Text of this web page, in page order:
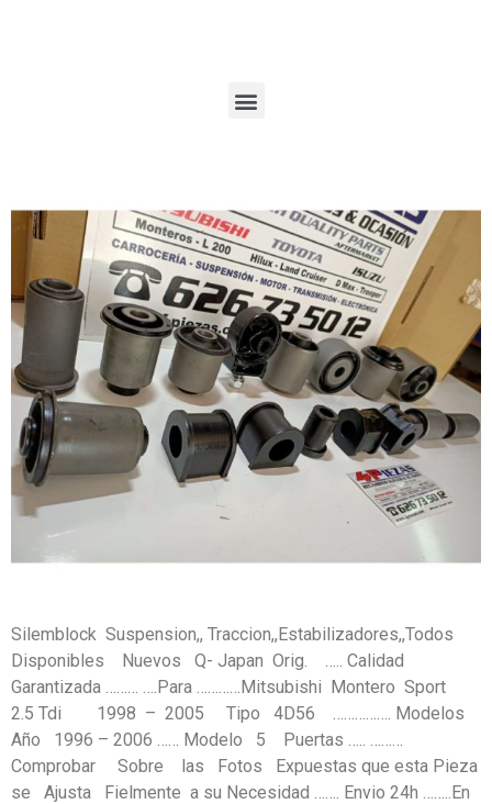
Silemblock Suspension,, Traccion,,Estabilizadores,,Todos
Disponibles Nuevos Q- Japan Orig. ….. Calidad
Garantizada ……… ….Para …………Mitsubishi Montero Sport
2.5 Tdi 1998 – 2005 Tipo 4D56 ……………. Modelos
Año 1996 – 2006 …… Modelo 5 Puertas ….. ………
Comprobar Sobre las Fotos Expuestas que esta Pieza
se Ajusta Fielmente a su Necesidad ……. Envio 24h ……..En